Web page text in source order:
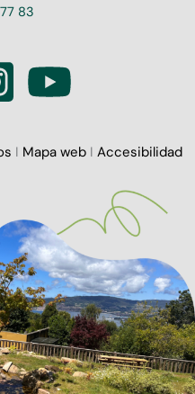
83
I Mapa web I Accesibilidad